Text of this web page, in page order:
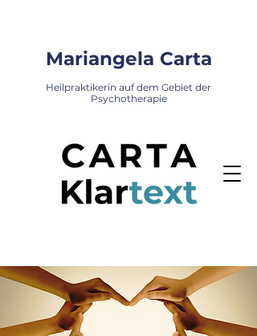
Mariangela Carta
Heilpraktikerin auf dem Gebiet der
Psychotherapie